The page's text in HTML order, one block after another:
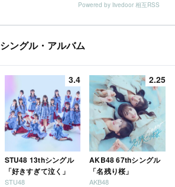
Powered by livedoor 相互RSS
シングル・アルバム
3.4
STU48 13thシングル
「好きすぎて泣く」
STU48
2.25
AKB48 67thシングル
「名残り桜」
AKB48